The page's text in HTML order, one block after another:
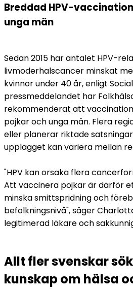
Breddad HPV-
unga män
Sedan 2015 har antalet HPV-
livmoderhalscancer minskat
kvinnor under 40 år, enligt
pressmeddelandet har
rekommenderat att
pojkar och unga män. Flera
eller planerar riktade
upplägget kan variera mellan
"HPV kan orsaka flera
Att vaccinera pojkar är därför
minska smittspridning och
befolkningsnivå", säger
legitimerad läkare och
Allt fler svenskar
kunskap om hälsa